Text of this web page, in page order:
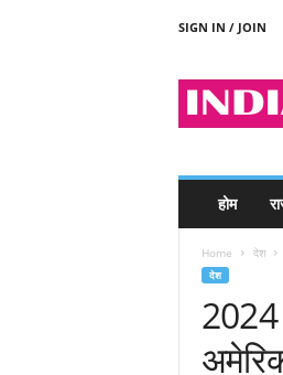
SIGN IN / JOIN
होम
Home देश
देश
2024